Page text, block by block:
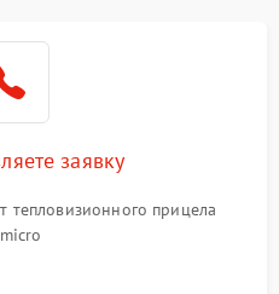
заявку
тепловизионного прицела